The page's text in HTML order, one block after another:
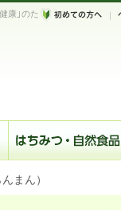
康｣のた
まん）